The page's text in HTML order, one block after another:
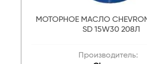
МОТОРНОЕ МАСЛО
SD 15W30 208Л
Производитель: